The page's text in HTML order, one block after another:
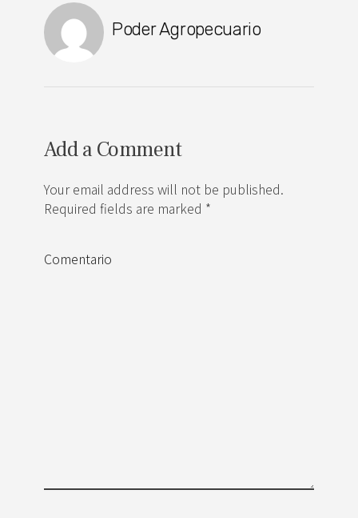
Poder Agropecuario
Add a Comment
Your email address will not be published.
Required fields are marked *
Comentario